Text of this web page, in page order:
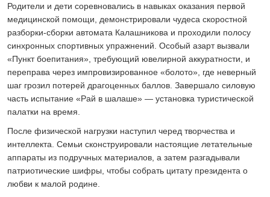
Родители и дети соревновались в навыках оказания первой
медицинской помощи, демонстрировали чудеса скоростной
разборки-сборки автомата Калашникова и проходили полосу
синхронных спортивных упражнений. Особый азарт вызвали
«Пункт боепитания», требующий ювелирной аккуратности, и
переправа через импровизированное «болото», где неверный
шаг грозил потерей драгоценных баллов. Завершало силовую
часть испытание «Рай в шалаше» — установка туристической
палатки на время.
После физической нагрузки наступил черед творчества и
интеллекта. Семьи сконструировали настоящие летательные
аппараты из подручных материалов, а затем разгадывали
патриотические шифры, чтобы собрать цитату президента о
любви к малой родине.